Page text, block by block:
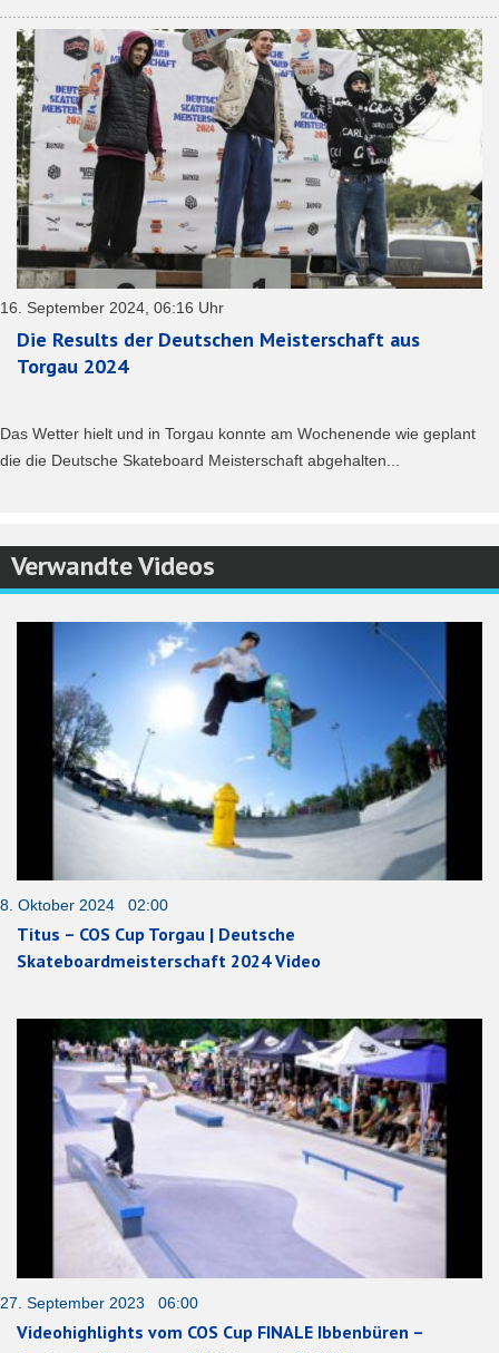
16. September 2024, 06:16 Uhr
Die Results der Deutschen Meisterschaft aus
Torgau 2024
Das Wetter hielt und in Torgau konnte am Wochenende wie geplant
die die Deutsche Skateboard Meisterschaft abgehalten...
Verwandte Videos
8. Oktober 2024 02:00
Titus – COS Cup Torgau | Deutsche
Skateboardmeisterschaft 2024 Video
27. September 2023 06:00
Videohighlights vom COS Cup FINALE Ibbenbüren –